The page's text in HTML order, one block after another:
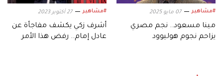
#مشاهير 07 مايو 2025
مينا مسعود.. نجم مصري
يزاحم نجوم هوليوود
#مشاهير 27 أكتوبر 2023
أشرف زكي يكشف مفاجأة عن
عادل إمام.. رفض هذا الأمر